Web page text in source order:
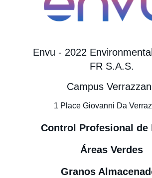
Envu - 2022
FR S.A.S.
Campus
1 Place Giovanni Da
Control Profesional de
Áreas Verdes
Granos